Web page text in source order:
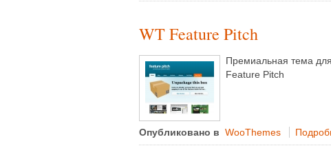
WT Feature Pitch
Премиальная тема
Feature Pitch
Опубликовано в WooThemes